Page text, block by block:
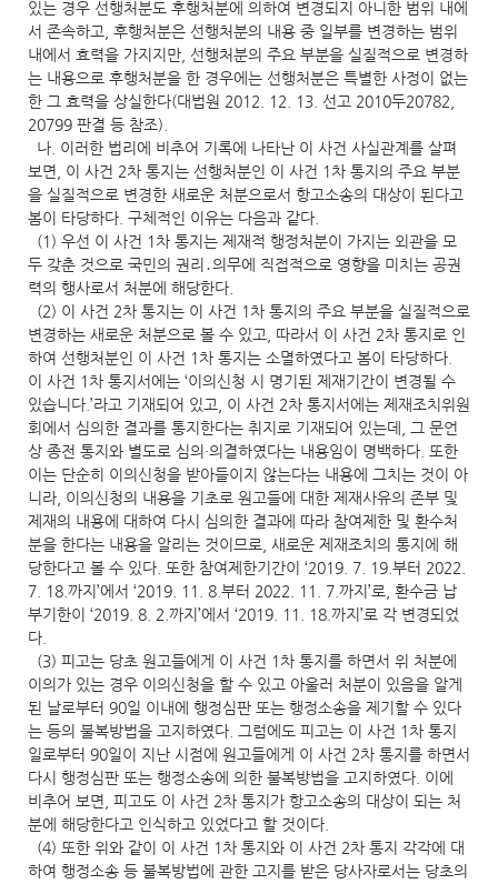
있는 경우 선행처분도 후행처분에 의하여 변경되지 아니한 범위 내에
서 존속하고, 후행처분은 선행처분의 내용 중 일부를 변경하는 범위
내에서 효력을 가지지만, 선행처분의 주요 부분을 실질적으로 변경하
는 내용으로 후행처분을 한 경우에는 선행처분은 특별한 사정이 없는
한 그 효력을 상실한다(대법원 2012. 12. 13. 선고 2010두20782,
20799 판결 등 참조).
나. 이러한 법리에 비추어 기록에 나타난 이 사건 사실관계를 살펴
보면, 이 사건 2차 통지는 선행처분인 이 사건 1차 통지의 주요 부분
을 실질적으로 변경한 새로운 처분으로서 항고소송의 대상이 된다고
봄이 타당하다. 구체적인 이유는 다음과 같다.
(1) 우선 이 사건 1차 통지는 제재적 행정처분이 가지는 외관을 모
두 갖춘 것으로 국민의 권리․의무에 직접적으로 영향을 미치는 공권
력의 행사로서 처분에 해당한다.
(2) 이 사건 2차 통지는 이 사건 1차 통지의 주요 부분을 실질적으로
변경하는 새로운 처분으로 볼 수 있고, 따라서 이 사건 2차 통지로 인
하여 선행처분인 이 사건 1차 통지는 소멸하였다고 봄이 타당하다.
이 사건 1차 통지서에는 ‘이의신청 시 명기된 제재기간이 변경될 수
있습니다.’라고 기재되어 있고, 이 사건 2차 통지서에는 제재조치위원
회에서 심의한 결과를 통지한다는 취지로 기재되어 있는데, 그 문언
상 종전 통지와 별도로 심의·의결하였다는 내용임이 명백하다. 또한
이는 단순히 이의신청을 받아들이지 않는다는 내용에 그치는 것이 아
니라, 이의신청의 내용을 기초로 원고들에 대한 제재사유의 존부 및
제재의 내용에 대하여 다시 심의한 결과에 따라 참여제한 및 환수처
분을 한다는 내용을 알리는 것이므로, 새로운 제재조치의 통지에 해
당한다고 볼 수 있다. 또한 참여제한기간이 ‘2019. 7. 19.부터 2022.
7. 18.까지’에서 ‘2019. 11. 8.부터 2022. 11. 7.까지’로, 환수금 납
부기한이 ‘2019. 8. 2.까지’에서 ‘2019. 11. 18.까지’로 각 변경되었
다.
(3) 피고는 당초 원고들에게 이 사건 1차 통지를 하면서 위 처분에
이의가 있는 경우 이의신청을 할 수 있고 아울러 처분이 있음을 알게
된 날로부터 90일 이내에 행정심판 또는 행정소송을 제기할 수 있다
는 등의 불복방법을 고지하였다. 그럼에도 피고는 이 사건 1차 통지
일로부터 90일이 지난 시점에 원고들에게 이 사건 2차 통지를 하면서
다시 행정심판 또는 행정소송에 의한 불복방법을 고지하였다. 이에
비추어 보면, 피고도 이 사건 2차 통지가 항고소송의 대상이 되는 처
분에 해당한다고 인식하고 있었다고 할 것이다.
(4) 또한 위와 같이 이 사건 1차 통지와 이 사건 2차 통지 각각에 대
하여 행정소송 등 불복방법에 관한 고지를 받은 당사자로서는 당초의